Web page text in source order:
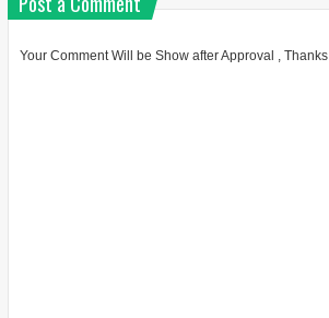
Your Comment Will be Show after Approval , Thanks